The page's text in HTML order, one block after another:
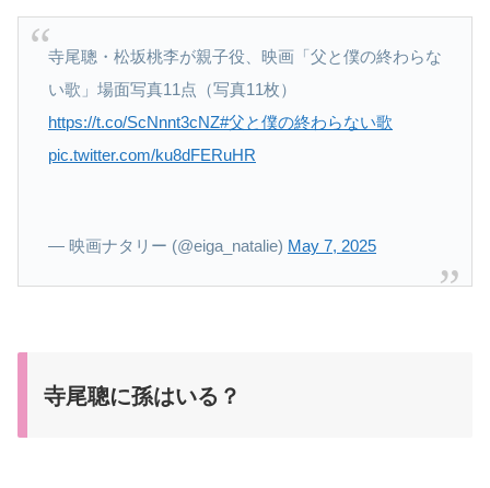
寺尾聰・松坂桃李が親子役、映画「父と僕の終わらな
い歌」場面写真11点（写真11枚）
https://t.co/ScNnnt3cNZ#父と僕の終わらない歌
pic.twitter.com/ku8dFERuHR
— 映画ナタリー (@eiga_natalie) May 7, 2025
寺尾聰に孫はいる？